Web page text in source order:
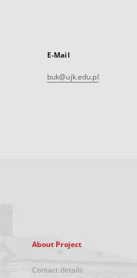
E-Mail
buk@ujk.edu.pl
About Project
Contact details